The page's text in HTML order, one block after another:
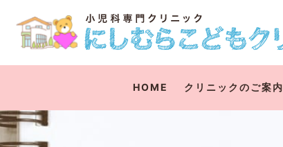
HOME クリニックのご案内